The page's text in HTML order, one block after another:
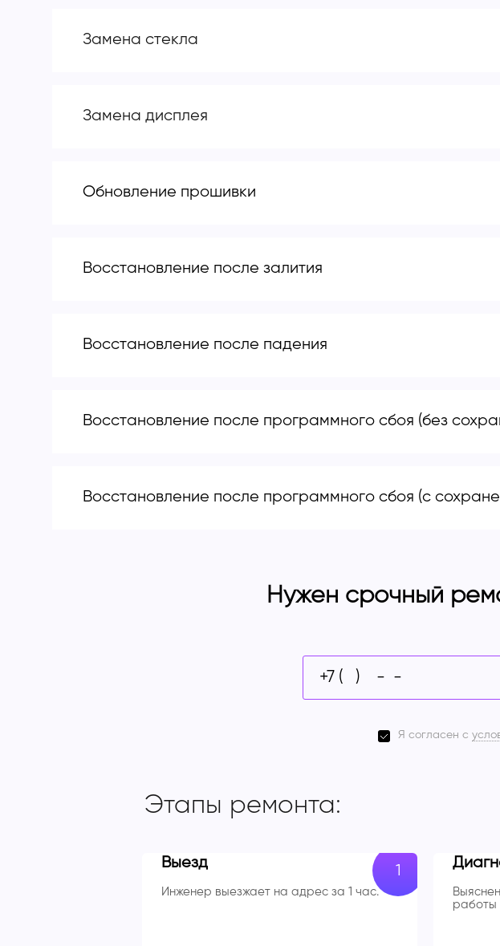
Замена стекла
Замена дисплея
Обновление прошивки
Восстановление после залития
Восстановление после падения
Восстановление после программного сбоя (без
Восстановление после программного сбоя (с
Нужен срочный
Я согласен с
Этапы ремонта:
Выезд
Инженер выезжает на адрес за 1 час.
работы